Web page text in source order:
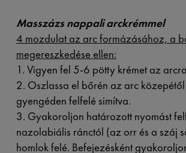
Masszázs nappali arckrémmel
4 mozdulat az arc formázásához, a
megereszkedése ellen:
1. Vigyen fel 5-6 pötty krémet az
2. Oszlassa el bőrén az arc
gyengéden felfelé simítva.
3. Gyakoroljon határozott nyomást
nazolabiális ránctól (az orr és a száj
homlok felé. Befejezésként